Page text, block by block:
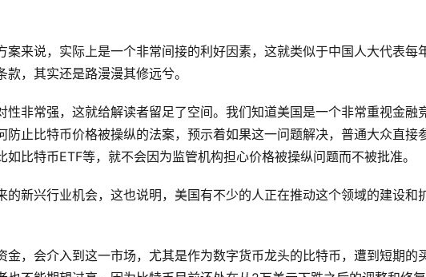
案来说，实际上是一个非常间接的利好因素，这就类似于中国人大代表每
，其实还是路漫漫其修远兮。
性非常强，这就给解读者留足了空间。我们知道美国是一个非常重视金融
防止比特币价格被操纵的法案，预示着如果这一问题解决，普通大众直接
比特币ETF等，就不会因为监管机构担心价格被操纵问题而不被批准。
的新兴行业机会，这也说明，美国有不少的人正在推动这个领域的建设和
金，会介入到这一市场，尤其是作为数字货币龙头的比特币，遭到短期的